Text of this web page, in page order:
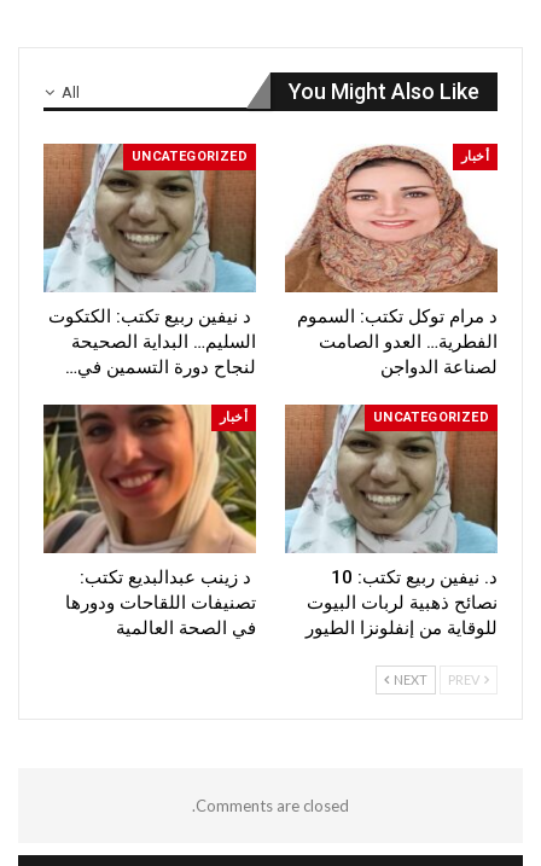
All You Might Also Like
أخبار
د مرام توكل تكتب: السموم
الفطرية… العدو الصامت
لصناعة الدواجن
UNCATEGORIZED
د نيفين ربيع تكتب: الكتكوت
السليم… البداية الصحيحة
لنجاح دورة التسمين في…
UNCATEGORIZED
د. نيفين ربيع تكتب: 10
نصائح ذهبية لربات البيوت
للوقاية من إنفلونزا الطيور
أخبار
د زينب عبدالبديع تكتب:
تصنيفات اللقاحات ودورها
في الصحة العالمية
NEXT
Comments are closed.